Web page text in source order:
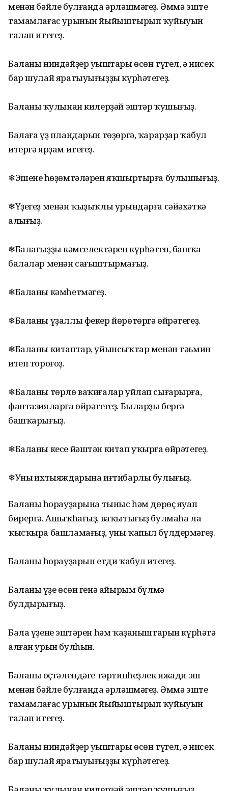
менән бәйле булғанда әрләшмәгеҙ. Әммә эште
тамамлағас урынын йыйыштырып ҡуйыуын
талап итегеҙ.
Баланы ниндәйҙер уңыштары өсөн түгел, ә нисек
бар шулай яратыуығыҙҙы күрһәтегеҙ.
Баланың ҡулынан килерҙәй эштәр ҡушығыҙ.
Балаға үҙ пландарын төҙөргә, ҡарарҙар ҡабул
итергә ярҙам итегеҙ.
❄Эшенең һөҙөмтәләрен яҡшыртырға булышығыҙ.
❄Үҙегеҙ менән ҡыҙыҡлы урындарға сәйәхәткә
алығыҙ.
❄Балағыҙҙың кәмселектәрен күрһәтеп, башҡа
балалар менән сағыштырмағыҙ.
❄Баланы кәмһетмәгеҙ.
❄Баланы үҙаллы фекер йөрөтөргә өйрәтегеҙ.
❄Баланы китаптар, уйынсыҡтар менән тәьмин
итеп тороғоҙ.
❄Баланы төрлө ваҡиғалар уйлап сығарырға,
фантазияларға өйрәтегеҙ. Быларҙы бергә
башҡарығыҙ.
❄Баланы кесе йәштән китап уҡырға өйрәтегеҙ.
❄Уның ихтыяждарына иғтибарлы булығыҙ.
Баланың һорауҙарына тыныс һәм дөрөҫ яуап
бирергә. Ашыҡһағыҙ, ваҡытығыҙ булмаһа ла
ҡысҡыра башламағыҙ, уны ҡапыл бүлдермәгеҙ.
Баланың һорауҙарын етди ҡабул итегеҙ.
Баланың үҙе өсөн генә айырым бүлмә
булдырығыҙ.
Бала үҙенең эштәрен һәм ҡаҙаныштарын күрһәтә
алған урын булһын.
Баланың өҫтәлендәге тәртипһеҙлек ижади эш
менән бәйле булғанда әрләшмәгеҙ. Әммә эште
тамамлағас урынын йыйыштырып ҡуйыуын
талап итегеҙ.
Баланы ниндәйҙер уңыштары өсөн түгел, ә нисек
бар шулай яратыуығыҙҙы күрһәтегеҙ.